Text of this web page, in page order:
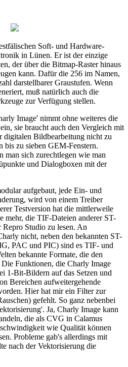
Soft- und Hardware-
in Lünen. Er ist der einzige
der über die Bitmap-Raster hinaus
kann. Dafür die 256 im Namen,
darstellbarer Graustufen. Wenn
muß natürlich auch die
zur Verfügung stellen.
Image' nimmt ohne weiteres die
sie braucht auch den Vergleich mit
digitalen Bildbearbeitung nicht zu
bis zu sieben GEM-Fenstern.
man sich zurechtlegen wie man
und Dialogboxen mit der
aufgebaut, jede Ein- und
wird von einem Treiber
Testversion hat die mittlerweile
mehr, die TIF-Dateien anderer ST-
Studio zu lesen. An
nicht, neben den bekannten ST-
PAC und PIC) sind es TIF- und
bekannte Formate, die den
Funktionen, die Charly Image
1-Bit-Bildern auf das Setzen und
Bereichen aufweitergehende
Hier hat mir ein Filter zur
gefehlt. So ganz nebenbei
Ja, Charly Image kann
die als CVG in Calamus
wie Qualität können
Probleme gab's allerdings mit
nach der Vektorisierung die